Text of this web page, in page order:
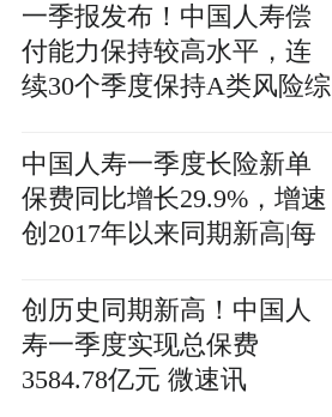
一季报发布！中国人寿偿
付能力保持较高水平，连
续30个季度保持A类风险综
中国人寿一季度长险新单
保费同比增长29.9%，增速
创2017年以来同期新高|每
创历史同期新高！中国人
寿一季度实现总保费
3584.78亿元 微速讯